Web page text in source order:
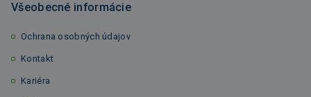
Všeobecné informácie
Ochrana osobných údajov
Kontakt
Kariéra